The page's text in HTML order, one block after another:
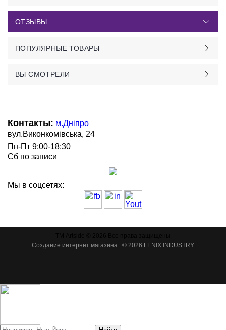
ОТЗЫВЫ
ПОПУЛЯРНЫЕ ТОВАРЫ
ВЫ СМОТРЕЛИ
Контакты: м.Дніпро
вул.Виконкомівська, 24
Пн-Пт 9:00-18:30
Сб по записи
Мы в соцсетях:
Создание интернет магазина : © 2026 FENIX INDUSTRY